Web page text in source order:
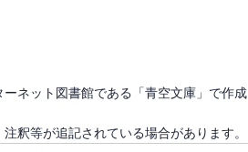
ネット図書館である「青空文庫」で作成
釈等が追記されている場合があります。